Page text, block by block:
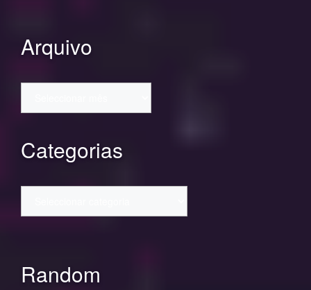
Arquivo
Categorias
Random